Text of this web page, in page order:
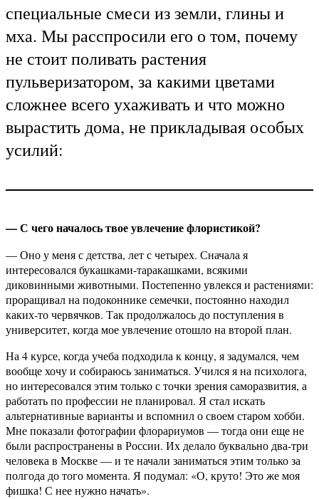
специальные смеси из земли, глины и
мха. Мы расспросили его о том, почему
не стоит поливать растения
пульверизатором, за какими цветами
сложнее всего ухаживать и что можно
вырастить дома, не прикладывая особых
усилий:
— С чего началось твое увлечение флористикой?
— Оно у меня с детства, лет с четырех. Сначала я
интересовался букашками-таракашками, всякими
диковинными животными. Постепенно увлекся и растениями:
проращивал на подоконнике семечки, постоянно находил
каких-то червячков. Так продолжалось до поступления в
университет, когда мое увлечение отошло на второй план.
На 4 курсе, когда учеба подходила к концу, я задумался, чем
вообще хочу и собираюсь заниматься. Учился я на психолога,
но интересовался этим только с точки зрения саморазвития, а
работать по профессии не планировал. Я стал искать
альтернативные варианты и вспомнил о своем старом хобби.
Мне показали фотографии флорариумов — тогда они еще не
были распространены в России. Их делало буквально два-три
человека в Москве — и те начали заниматься этим только за
полгода до того момента. Я подумал: «О, круто! Это же моя
фишка! С нее нужно начать».